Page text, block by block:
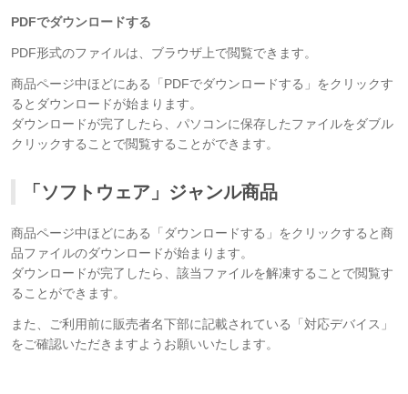
PDFでダウンロードする
PDF形式のファイルは、ブラウザ上で閲覧できます。
商品ページ中ほどにある「PDFでダウンロードする」をクリックす
るとダウンロードが始まります。
ダウンロードが完了したら、パソコンに保存したファイルをダブル
クリックすることで閲覧することができます。
「ソフトウェア」ジャンル商品
商品ページ中ほどにある「ダウンロードする」をクリックすると商
品ファイルのダウンロードが始まります。
ダウンロードが完了したら、該当ファイルを解凍することで閲覧す
ることができます。
また、ご利用前に販売者名下部に記載されている「対応デバイス」
をご確認いただきますようお願いいたします。